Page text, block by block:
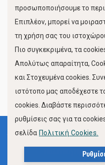
FOLLOW US
Όροι Χρήσης
Πολιτική
προσωποποιήσουμε το
Επιπλέον, μπορεί να
τη χρήση σας του
Πιο συγκεκριμένα, τα
Απολύτως απαραίτητα,
και Στοχευμένα cookies.
ιστότοπο μας αποδέχεστε
cookies. Διαβάστε
ρυθμίσεις σας για τα
σελίδα Πολιτική Cookies.